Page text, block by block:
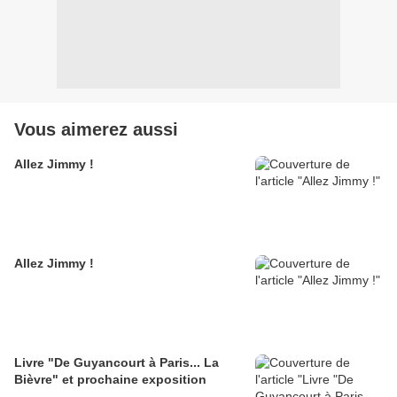
Vous aimerez aussi
Allez Jimmy !
Allez Jimmy !
Livre "De Guyancourt à Paris... La
Bièvre" et prochaine exposition